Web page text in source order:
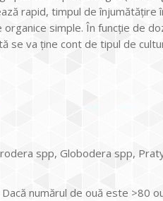
rapid, timpul de înjumătăţire
simple. În funcţie de
se va ţine cont de tipul de
spp, Globodera spp,
numărul de ouă este >80